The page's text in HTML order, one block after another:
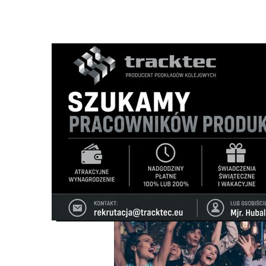
Ścieżka
nawigacyjna
Strona główna Wiadomości /Artykuły
Studniówka –
ARTYKUŁY 18/04/2025/ 1 Komentarzy
Studniówka – wyjątkowa noc, która